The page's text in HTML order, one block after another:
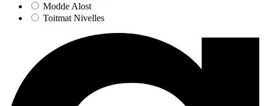
Modde Alost
Toitmat Nivelles